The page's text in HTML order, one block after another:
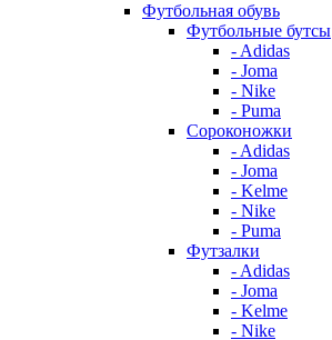
Футбольная обувь
Футбольные бутсы
- Adidas
- Joma
- Nike
- Puma
Сороконожки
- Adidas
- Joma
- Kelme
- Nike
- Puma
Футзалки
- Adidas
- Joma
- Kelme
- Nike